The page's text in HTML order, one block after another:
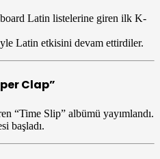
Latin listelerine giren ilk K-
Latin etkisini devam ettirdiler.
Clap”
“Time Slip” albümü yayımlandı.
başladı.